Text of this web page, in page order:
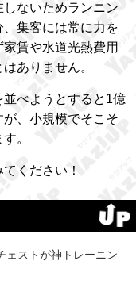
ないためランニン
集客には常に力を
賃や水道光熱費用
ありません。
べようとすると1億
、小規模でそこそ
。
ください！
ェストが神トレーニン